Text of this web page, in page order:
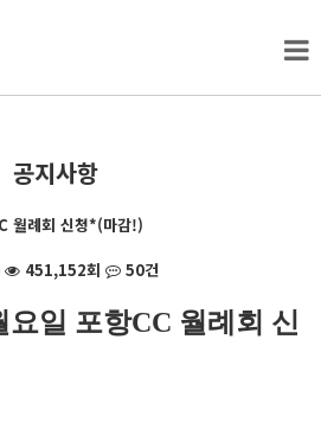
공지사항
월례회 신청*(마감!)
451,152회
50건
요일 포항CC 월례회 신